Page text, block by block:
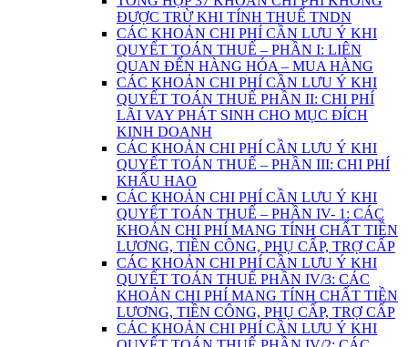
ĐƯỢC TRỪ KHI TÍNH THUẾ TNDN
CÁC KHOẢN CHI PHÍ CẦN LƯU Ý KHI
QUYẾT TOÁN THUẾ – PHẦN I: LIÊN
QUAN ĐẾN HÀNG HÓA – MUA HÀNG
CÁC KHOẢN CHI PHÍ CẦN LƯU Ý KHI
QUYẾT TOÁN THUẾ PHẦN II: CHI PHÍ
LÃI VAY PHÁT SINH CHO MỤC ĐÍCH
KINH DOANH
CÁC KHOẢN CHI PHÍ CẦN LƯU Ý KHI
QUYẾT TOÁN THUẾ – PHẦN III: CHI PHÍ
KHẤU HAO
CÁC KHOẢN CHI PHÍ CẦN LƯU Ý KHI
QUYẾT TOÁN THUẾ – PHẦN IV- 1: CÁC
KHOẢN CHI PHÍ MANG TÍNH CHẤT TIỀN
LƯƠNG, TIỀN CÔNG, PHỤ CẤP, TRỢ CẤP
CÁC KHOẢN CHI PHÍ CẦN LƯU Ý KHI
QUYẾT TOÁN THUẾ PHẦN IV/3: CÁC
KHOẢN CHI PHÍ MANG TÍNH CHẤT TIỀN
LƯƠNG, TIỀN CÔNG, PHỤ CẤP, TRỢ CẤP
CÁC KHOẢN CHI PHÍ CẦN LƯU Ý KHI